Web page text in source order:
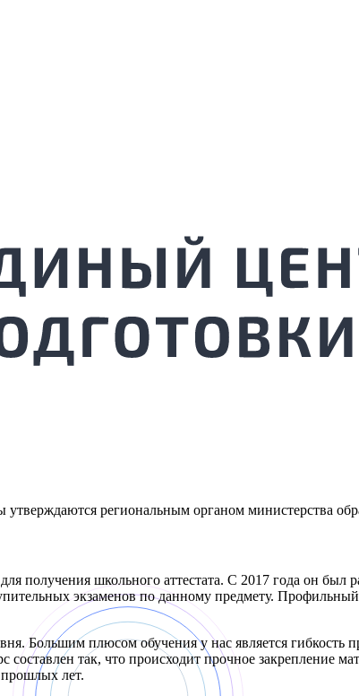
утверждаются региональным органом министерства
получения школьного аттестата. С 2017 года он
экзаменов по данному предмету.
Большим плюсом обучения у нас является гибкость
так, что происходит прочное закрепление
прошлых лет.